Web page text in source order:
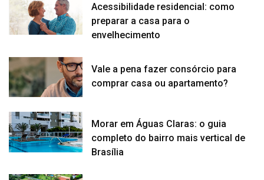
Acessibilidade residencial: como
preparar a casa para o
envelhecimento
Vale a pena fazer consórcio para
comprar casa ou apartamento?
Morar em Águas Claras: o guia
completo do bairro mais vertical de
Brasília